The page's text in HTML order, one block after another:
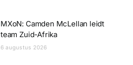
MXoN: Camden McLellan leidt
team Zuid-Afrika
6 augustus 2026